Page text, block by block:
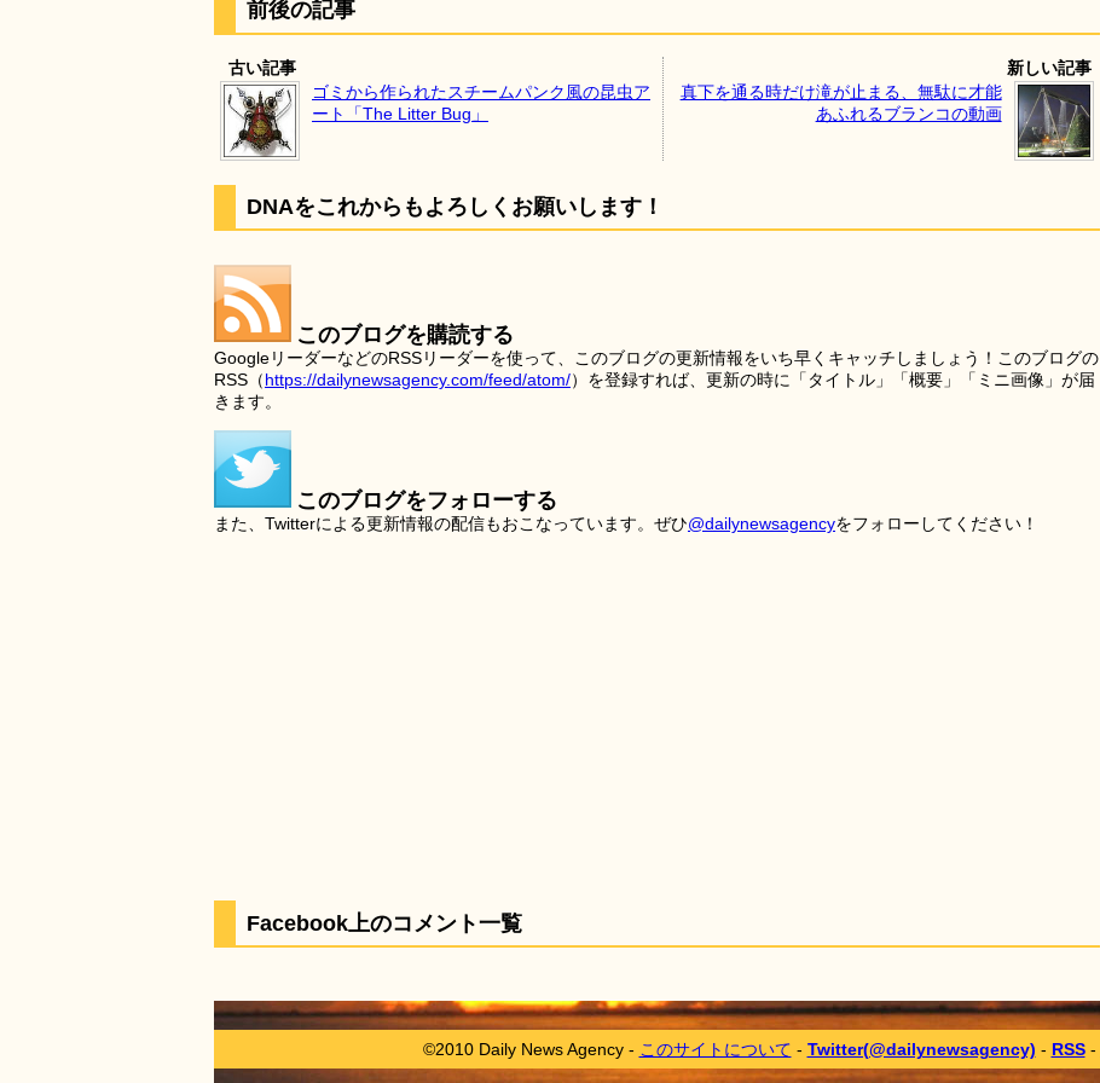
前後の記事
古い記事
ゴミから作られたスチームパンク風の昆虫ア
ート「The Litter Bug」
新しい記事
真下を通る時だけ滝が止まる、無駄に才能
あふれるブランコの動画
DNAをこれからもよろしくお願いします！
このブログを購読する
GoogleリーダーなどのRSSリーダーを使って、このブログの更新情報をいち早くキャッチしましょう！このブログの
RSS（https://dailynewsagency.com/feed/atom/）を登録すれば、更新の時に「タイトル」「概要」「ミニ画像」が届
きます。
このブログをフォローする
また、Twitterによる更新情報の配信もおこなっています。ぜひ@dailynewsagencyをフォローしてください！
Facebook上のコメント一覧
©2010 Daily News Agency - このサイトについて - Twitter(@dailynewsagency) - RSS-